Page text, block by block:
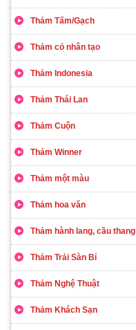
Thảm Tấm/Gạch
Thảm cỏ nhân tạo
Thảm Indonesia
Thảm Thái Lan
Thảm Cuộn
Thảm Winner
Thảm một màu
Thảm hoa văn
Thảm hành lang, cầu thang
Thảm Trải Sàn Bỉ
Thảm Nghệ Thuật
Thảm Khách Sạn